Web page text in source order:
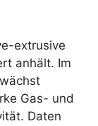
extrusive
anhält. Im
Gas- und
Daten